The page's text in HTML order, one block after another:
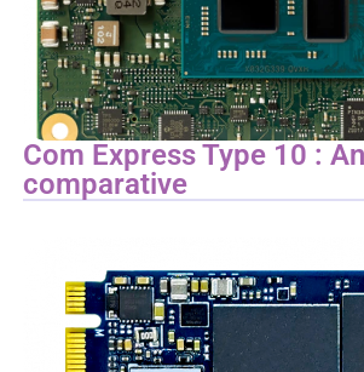
Com Express Type 10 :
comparative